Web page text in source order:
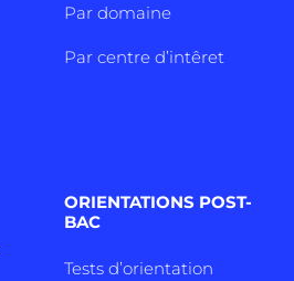
Par domaine
Par centre d’intêret
ORIENTATIONS POST-
BAC
Tests d’orientation